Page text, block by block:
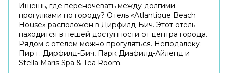
Ищешь, где переночевать между долгими
прогулками по городу? Отель «Atlantique Beach
House» расположен в Дирфилд-Бич. Этот отель
находится в пешей доступности от центра города.
Рядом с отелем можно прогуляться. Неподалёку:
Пир г. Дирфилд-Бич, Парк Диафилд-Айленд и
Stella Maris Spa & Tea Room.